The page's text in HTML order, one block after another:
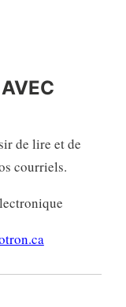
de lire et de
courriels.